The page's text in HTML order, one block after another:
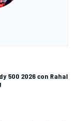
500 2026 con Rahal